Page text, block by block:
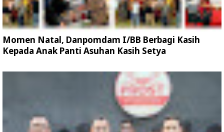
Momen Natal, Danpomdam I/BB Berbagi Kasih
Kepada Anak Panti Asuhan Kasih Setya